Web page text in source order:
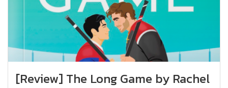
[Review] The Long Game by Rachel